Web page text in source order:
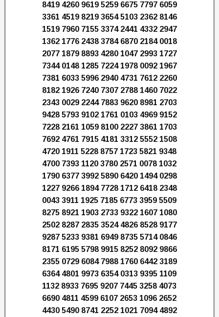
8419 4260 9619 5259 6675 7797 6059
3361 4519 8219 3654 5103 2362 8146
1519 7960 7155 3374 2441 4332 2947
1362 1776 2438 3784 6870 2184 0018
2077 1879 8893 4280 1047 2993 1727
7344 0148 1285 7224 1978 0092 1967
7381 6033 5996 2940 4731 7612 2260
8182 1926 7240 7307 2788 1460 7022
2343 0029 2244 7883 9620 8981 2703
9428 5793 9102 1761 0103 4969 9152
7228 2161 1059 8100 2227 3861 1703
7692 4761 7915 4181 3312 5552 1508
4720 1911 5228 8757 1723 5821 9348
4700 7393 1120 3780 2571 0078 1032
1790 6377 3992 5890 6420 1494 0298
1227 9266 1894 7728 1712 6418 2348
0043 3911 1925 7185 6773 3959 5509
8275 8921 1903 2733 9322 1607 1080
2502 8287 2835 3524 4826 8528 9177
9287 5233 9381 6949 8735 5714 0846
8171 6195 5798 9915 8252 8092 9866
2355 0729 6084 7988 1760 6442 3189
6364 4801 9973 6354 0313 9395 1109
1132 8933 7695 9207 7445 3258 4073
6690 4811 4599 6107 2653 1096 2652
4430 5490 8741 2252 1021 7094 4892